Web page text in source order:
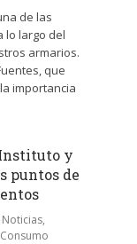
de las
lo largo del
armarios.
que
importancia
Instituto y
puntos de
Noticias,